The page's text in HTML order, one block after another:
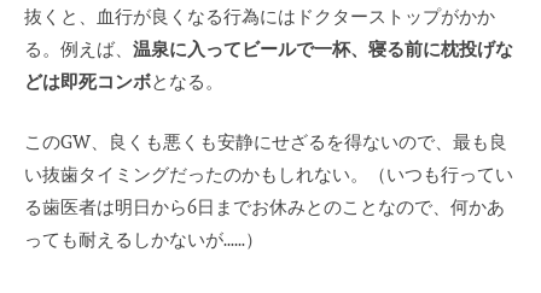
抜くと、血行が良くなる行為にはドクターストップがかか
る。例えば、 温泉に入ってビールで一杯、寝る前に枕投げな
どは即死コンボとなる。
このGW、良くも悪くも安静にせざるを得ないので、最も良
い抜歯タイミングだったのかもしれない。（いつも行ってい
る歯医者は明日から6日までお休みとのことなので、何かあ
っても耐えるしかないが……）